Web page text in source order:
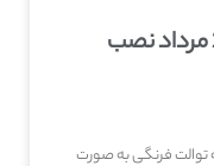
نصاب توالت فرنگی میدان 28 مرداد نصب
فرنگی به صورت